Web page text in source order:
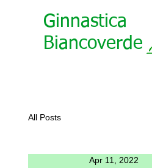
Ginnastica
Biancoverde
All Posts
Apr 11, 2022